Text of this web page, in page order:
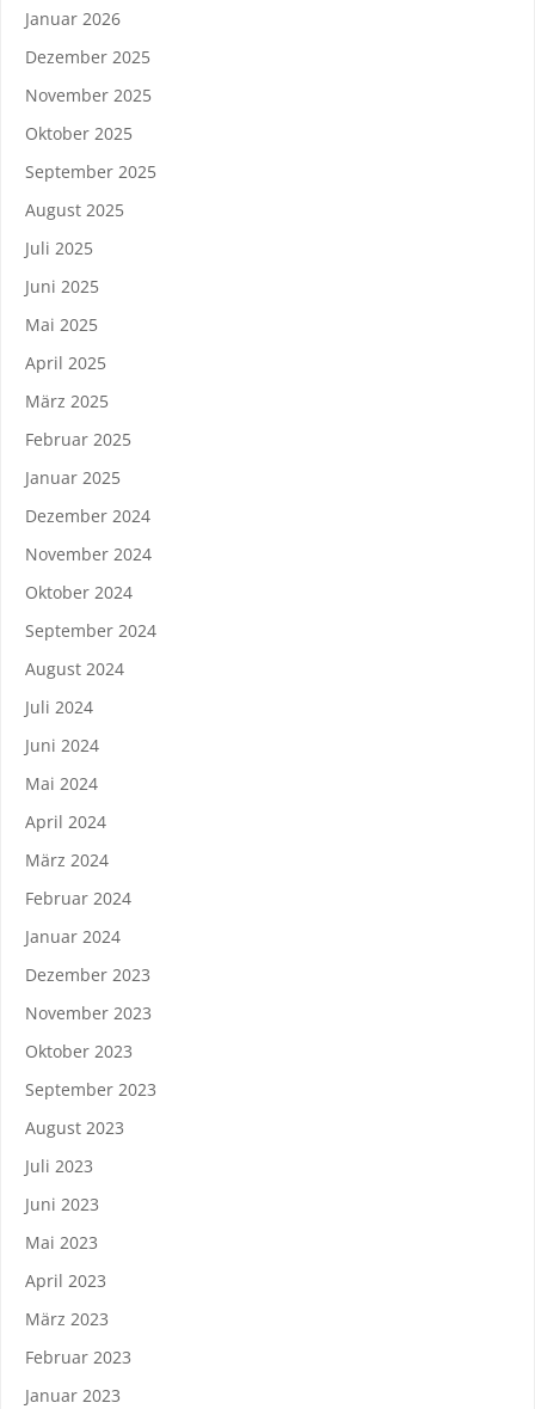
Januar 2026
Dezember 2025
November 2025
Oktober 2025
September 2025
August 2025
Juli 2025
Juni 2025
Mai 2025
April 2025
März 2025
Februar 2025
Januar 2025
Dezember 2024
November 2024
Oktober 2024
September 2024
August 2024
Juli 2024
Juni 2024
Mai 2024
April 2024
März 2024
Februar 2024
Januar 2024
Dezember 2023
November 2023
Oktober 2023
September 2023
August 2023
Juli 2023
Juni 2023
Mai 2023
April 2023
März 2023
Februar 2023
Januar 2023